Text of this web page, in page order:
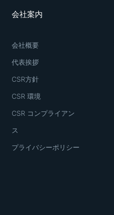
会社案内
会社概要
代表挨拶
CSR方針
CSR 環境
CSR コンプライアン
ス
プライバシーポリシー